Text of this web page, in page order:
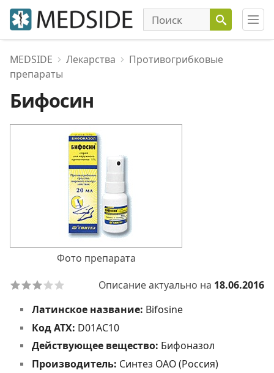
MEDSIDE Лекарства
Противогрибковые
препараты
Бифосин
Фото препарата
Описание актуально на 18.06.2016
Латинское название: Bifosine
Код АТХ: D01AC10
Действующее вещество: Бифоназол
Производитель: Синтез ОАО (Россия)